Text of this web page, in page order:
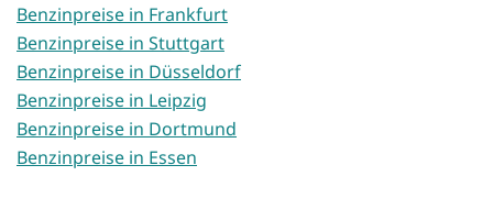
Benzinpreise in Frankfurt
Benzinpreise in Stuttgart
Benzinpreise in Düsseldorf
Benzinpreise in Leipzig
Benzinpreise in Dortmund
Benzinpreise in Essen